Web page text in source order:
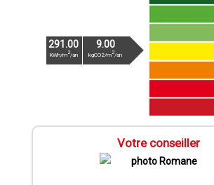
291.00
KWh/m2/an
9.00
kgCO2/m2/an
Votre conseiller